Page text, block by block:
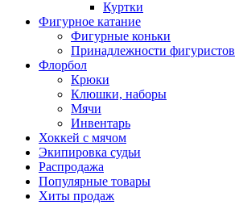
Куртки
Фигурное катание
Фигурные коньки
Принадлежности фигуристов
Флорбол
Крюки
Клюшки, наборы
Мячи
Инвентарь
Хоккей с мячом
Экипировка судьи
Распродажа
Популярные товары
Хиты продаж